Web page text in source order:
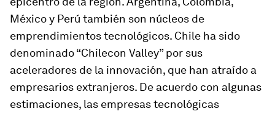
México y Perú también son núcleos de
emprendimientos tecnológicos. Chile ha sido
denominado “Chilecon Valley” por sus
aceleradores de la innovación, que han atraído a
empresarios extranjeros. De acuerdo con algunas
estimaciones, las empresas tecnológicas